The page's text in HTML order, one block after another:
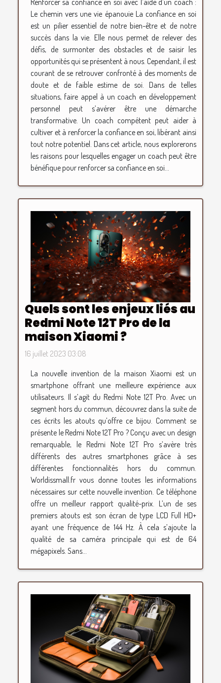
Le chemin vers une vie épanouie La confiance en soi
est un pilier essentiel de notre bien-être et de notre
succès dans la vie. Elle nous permet de relever des
défis, de surmonter des obstacles et de saisir les
opportunités qui se présentent à nous. Cependant, il est
courant de se retrouver confronté à des moments de
doute et de faible estime de soi. Dans de telles
situations, faire appel à un coach en développement
personnel peut s’avérer être une démarche
transformative. Un coach compétent peut aider à
cultiver et à renforcer la confiance en soi, libérant ainsi
tout notre potentiel. Dans cet article, nous explorerons
les raisons pour lesquelles engager un coach peut être
bénéfique pour renforcer sa confiance en soi...
Quels sont les enjeux liés au
Redmi Note 12T Pro de la
maison Xiaomi ?
16 juillet 2023 03:08
La nouvelle invention de la maison Xiaomi est un
smartphone offrant une meilleure expérience aux
utilisateurs. Il s’agit du Redmi Note 12T Pro. Avec un
segment hors du commun, découvrez dans la suite de
ces écrits les atouts qu’offre ce bijou. Comment se
présente le Redmi Note 12T Pro ? Conçu avec un design
remarquable, le Redmi Note 12T Pro s’avère très
différents des autres smartphones grâce à ses
différentes fonctionnalités hors du commun.
Worldissmall.fr vous donne toutes les informations
nécessaires sur cette nouvelle invention. Ce téléphone
offre un meilleur rapport qualité-prix. L’un de ses
premiers atouts est son écran de type LCD Full HD+
ayant une fréquence de 144 Hz. À cela s’ajoute la
qualité de sa caméra principale qui est de 64
mégapixels. Sans...